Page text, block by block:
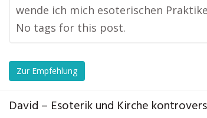
wende ich mich esoterischen
No tags for this post.
Zur Empfehlung
David – Esoterik und Kirche